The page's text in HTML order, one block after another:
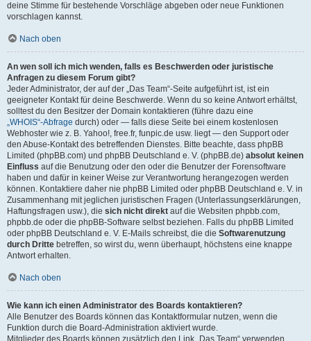
deine Stimme für bestehende Vorschläge abgeben oder neue Funktionen
vorschlagen kannst.
Nach oben
An wen soll ich mich wenden, falls es Beschwerden oder juristische
Anfragen zu diesem Forum gibt?
Jeder Administrator, der auf der „Das Team“-Seite aufgeführt ist, ist ein
geeigneter Kontakt für deine Beschwerde. Wenn du so keine Antwort erhältst,
solltest du den Besitzer der Domain kontaktieren (führe dazu eine
„WHOIS“-Abfrage durch) oder — falls diese Seite bei einem kostenlosen
Webhoster wie z. B. Yahoo!, free.fr, funpic.de usw. liegt — den Support oder
den Abuse-Kontakt des betreffenden Dienstes. Bitte beachte, dass phpBB
Limited (phpBB.com) und phpBB Deutschland e. V. (phpBB.de) absolut keinen
Einfluss auf die Benutzung oder den oder die Benutzer der Forensoftware
haben und dafür in keiner Weise zur Verantwortung herangezogen werden
können. Kontaktiere daher nie phpBB Limited oder phpBB Deutschland e. V. in
Zusammenhang mit jeglichen juristischen Fragen (Unterlassungserklärungen,
Haftungsfragen usw.), die sich nicht direkt auf die Websiten phpbb.com,
phpbb.de oder die phpBB-Software selbst beziehen. Falls du phpBB Limited
oder phpBB Deutschland e. V. E-Mails schreibst, die die Softwarenutzung
durch Dritte betreffen, so wirst du, wenn überhaupt, höchstens eine knappe
Antwort erhalten.
Nach oben
Wie kann ich einen Administrator des Boards kontaktieren?
Alle Benutzer des Boards können das Kontaktformular nutzen, wenn die
Funktion durch die Board-Administration aktiviert wurde.
Mitglieder des Boards können zusätzlich den Link „Das Team“ verwenden.